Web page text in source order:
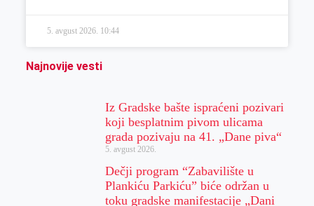
5. avgust 2026. 10:44
Najnovije vesti
Iz Gradske bašte ispraćeni pozivari
koji besplatnim pivom ulicama
grada pozivaju na 41. „Dane piva“
5. avgust 2026.
Dečji program “Zabavilište u
Plankiću Parkiću” biće održan u
toku gradske manifestacije „Dani